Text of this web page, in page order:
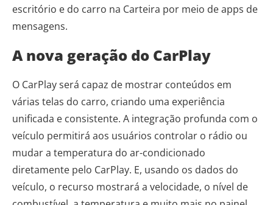
escritório e do carro na Carteira por meio de apps de
mensagens.
A nova geração do CarPlay
O CarPlay será capaz de mostrar conteúdos em
várias telas do carro, criando uma experiência
unificada e consistente. A integração profunda com o
veículo permitirá aos usuários controlar o rádio ou
mudar a temperatura do ar-condicionado
diretamente pelo CarPlay. E, usando os dados do
veículo, o recurso mostrará a velocidade, o nível de